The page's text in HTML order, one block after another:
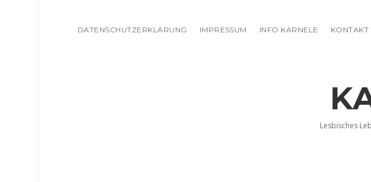
DATENSCHUTZERKLÄRUNG IMPRESSUM INFO KARNELE KONTAKT
Lesbisches